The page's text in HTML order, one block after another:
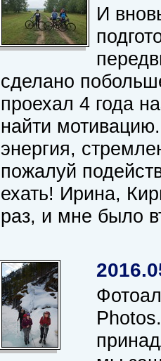
И
сделано
проехал 4 года
найти
энергия,
пожалуй
ехать! Ирина,
раз, и мне было